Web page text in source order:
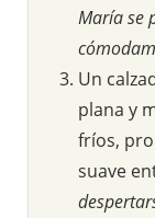
María se
Un
plana y
fríos,
suave